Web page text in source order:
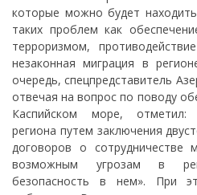
которые можно будет
таких проблем как
терроризмом,
незаконная миграция в
очередь, спецпредставитель
отвечая на вопрос по поводу
Каспийском море, отметил:
региона путем заключения
договоров о сотрудничестве
возможным угрозам в
безопасность в нем». При